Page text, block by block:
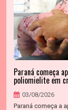
Paraná começa
poliomielite em
03/08/2026
Paraná começa a